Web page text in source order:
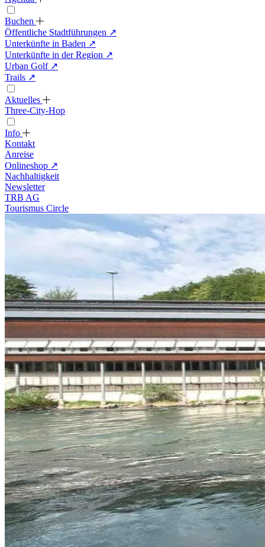
Buchen
Öffentliche Stadtführungen ↗
Unterkünfte in Baden ↗
Unterkünfte in der Region ↗
Urban Golf ↗
Trails ↗
Aktuelles
Three-City-Hop
Info
Kontakt
Anreise
Onlineshop ↗
Nachhaltigkeit
Newsletter
TRB AG
Tourismus Circle